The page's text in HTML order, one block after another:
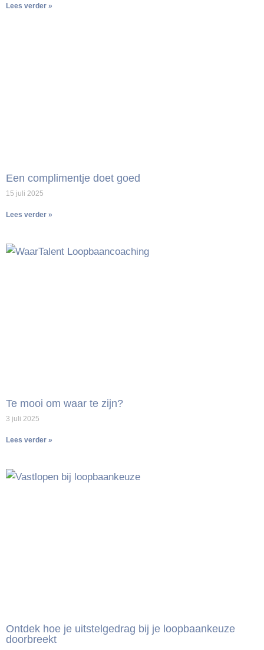
Lees verder »
Een complimentje doet goed
15 juli 2025
Lees verder »
Te mooi om waar te zijn?
3 juli 2025
Lees verder »
Ontdek hoe je uitstelgedrag bij je loopbaankeuze
doorbreekt